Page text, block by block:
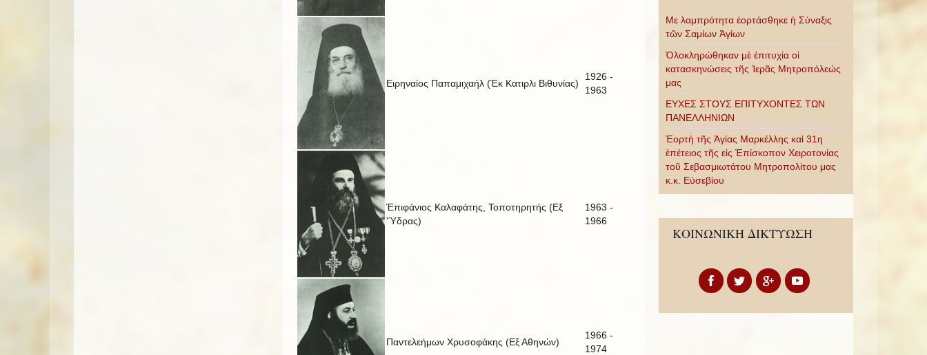
Ειρηναίος Παπαμιχαήλ (Έκ Κατιρλι Βιθυνίας)
1926 -
1963
Έπιφάνιος Καλαφάτης, Τοποτηρητής (Εξ
'Ύδρας)
1963 -
1966
Παντελεήμων Χρυσοφάκης (Εξ Αθηνών)
1966 -
1974
Με λαμπρότητα ἑορτάσθηκε ἡ Σύναξις
τῶν Σαμίων Ἁγίων
Ὁλοκληρώθηκαν μὲ ἐπιτυχία οἱ
κατασκηνώσεις τῆς Ἱερᾶς Μητροπόλεώς
μας
ΕΥΧΕΣ ΣΤΟΥΣ ΕΠΙΤΥΧΟΝΤΕΣ ΤΩΝ
ΠΑΝΕΛΛΗΝΙΩΝ
Ἑορτὴ τῆς Ἁγίας Μαρκέλλης καὶ 31η
ἐπέτειος τῆς εἰς Ἐπίσκοπον Χειροτονίας
τοῦ Σεβασμιωτάτου Μητροπολίτου μας
κ.κ. Εὐσεβίου
ΚΟΙΝΩΝΙΚΗ ΔΙΚΤΥΩΣΗ